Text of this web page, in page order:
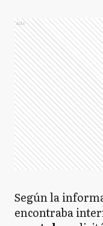
Ads
Según la
encontraba